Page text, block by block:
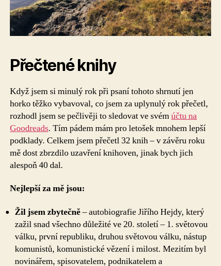
Přečtené knihy
Když jsem si minulý rok při psaní tohoto shrnutí jen
horko těžko vybavoval, co jsem za uplynulý rok přečetl,
rozhodl jsem se pečlivěji to sledovat ve svémúčtu na
Goodreads. Tím pádem mám pro letošek mnohem lepší
podklady. Celkem jsem přečetl 32 knih – v závěru roku
mě dost zbrzdilo uzavření knihoven, jinak bych jich
alespoň 40 dal.
Nejlepší za mě jsou:
Žil jsem zbytečně– autobiografie Jiřího Hejdy, který
zažil snad všechno důležité ve 20. století – 1. světovou
válku, první republiku, druhou světovou válku, nástup
komunistů, komunistické vězení i milost. Mezitím byl
novinářem, spisovatelem, podnikatelem a